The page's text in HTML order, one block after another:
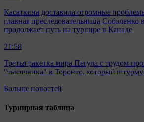
Касаткина доставила огромные
главная преследовательница Соболенко
продолжает путь на турнире в Канаде
21:58
Третья ракетка мира Пегула с трудом
"тысячника" в Торонто, который
Больше новостей
Турнирная таблица